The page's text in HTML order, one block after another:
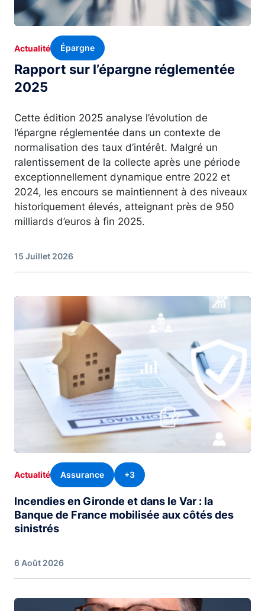
Rapport sur l’épargne réglementée
2025
Actualité Épargne
Cette édition 2025 analyse l’évolution de
l’épargne réglementée dans un contexte de
normalisation des taux d’intérêt. Malgré un
ralentissement de la collecte après une période
exceptionnellement dynamique entre 2022 et
2024, les encours se maintiennent à des niveaux
historiquement élevés, atteignant près de 950
milliards d’euros à fin 2025.
15 Juillet 2026
Actualité Assurance +3
Incendies en Gironde et dans le Var : la
Banque de France mobilisée aux côtés des
sinistrés
6 Août 2026
Image